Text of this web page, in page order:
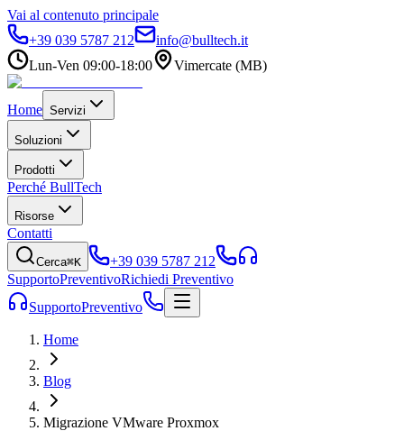
Vai al contenuto principale
+39 039 5787 212
info@bulltech.it
Lun-Ven 09:00-18:00
Vimercate (MB)
Home Servizi
Soluzioni
Prodotti
Perché BullTech
Risorse
Contatti
Cerca⌘K
+39 039 5787 212
SupportoPreventivoRichiedi Preventivo
SupportoPreventivo
Home
Blog
Migrazione VMware Proxmox